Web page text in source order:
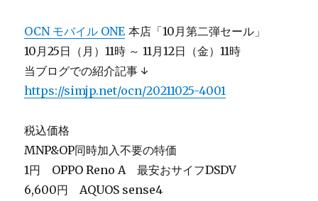
OCN モバイル ONE 本店「10月第二弾セール」
10月25日（月）11時 ～ 11月12日（金）11時
当ブログでの紹介記事 ↓
https://simjp.net/ocn/20211025-4001
税込価格
MNP&OP同時加入不要の特価
1円 OPPO Reno A 最安おサイフDSDV
6,600円 AQUOS sense4